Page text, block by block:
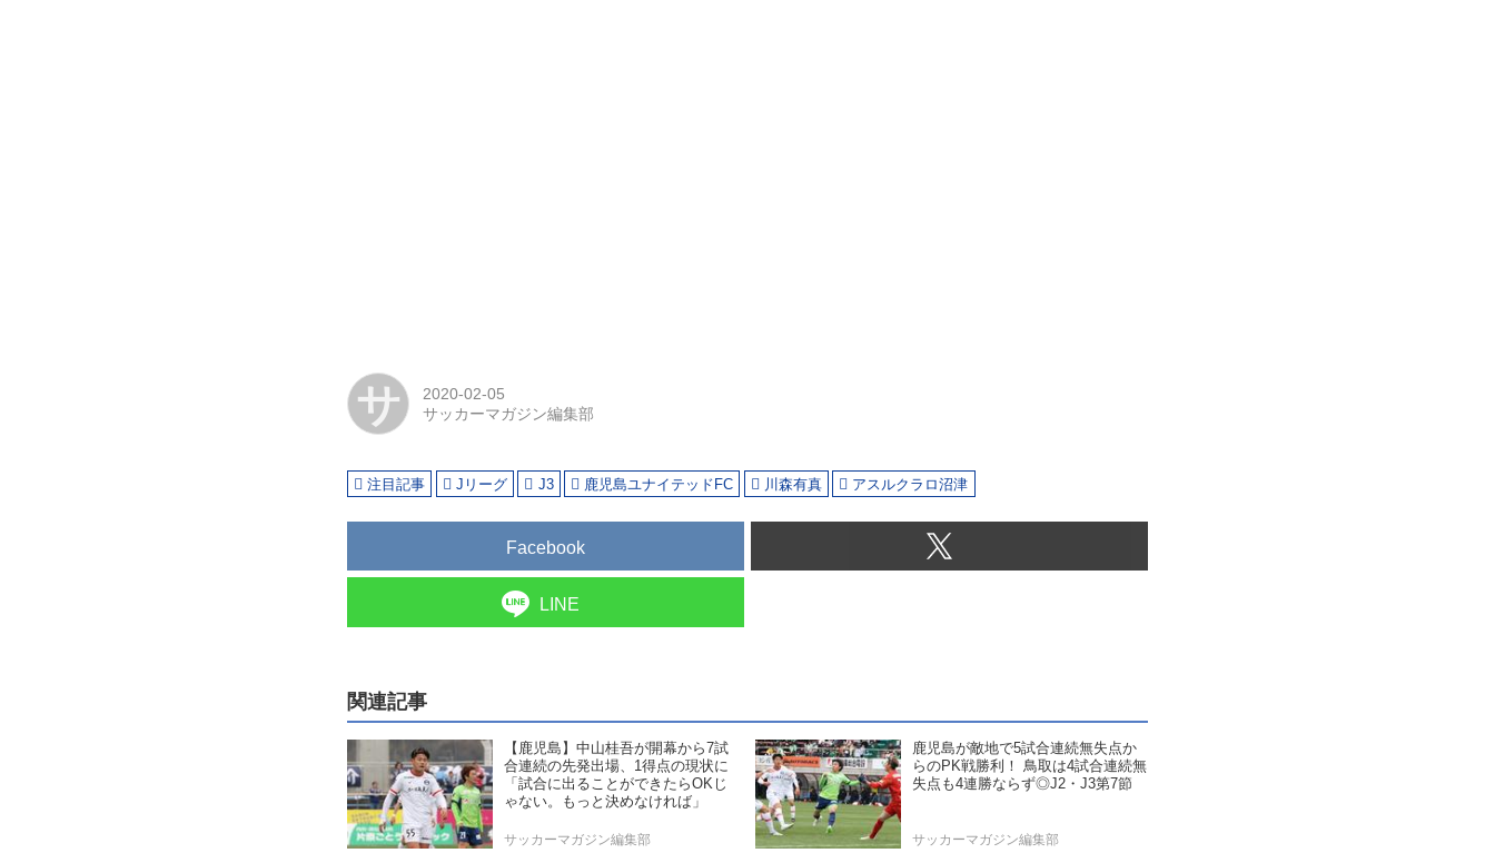
サ
2020-02-05
サッカーマガジン編集部
注目記事 Jリーグ J3 鹿児島ユナイテッドFC 川森有真 アスルクラロ沼津
Facebook
LINE
関連記事
【鹿児島】中山桂吾が開幕から7試
合連続の先発出場、1得点の現状に
「試合に出ることができたらOKじ
ゃない。もっと決めなければ」
サッカーマガジン編集部
鹿児島が敵地で5試合連続無失点か
らのPK戦勝利！ 鳥取は4試合連続無
失点も4連勝ならず◎J2・J3第7節
サッカーマガジン編集部